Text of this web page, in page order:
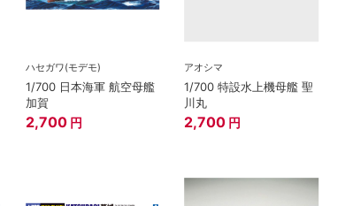
ハセガワ(モデモ)
1/700 日本海軍 航空母艦
加賀
2,700 円
アオシマ
1/700 特設水上機母艦 聖
川丸
2,700 円